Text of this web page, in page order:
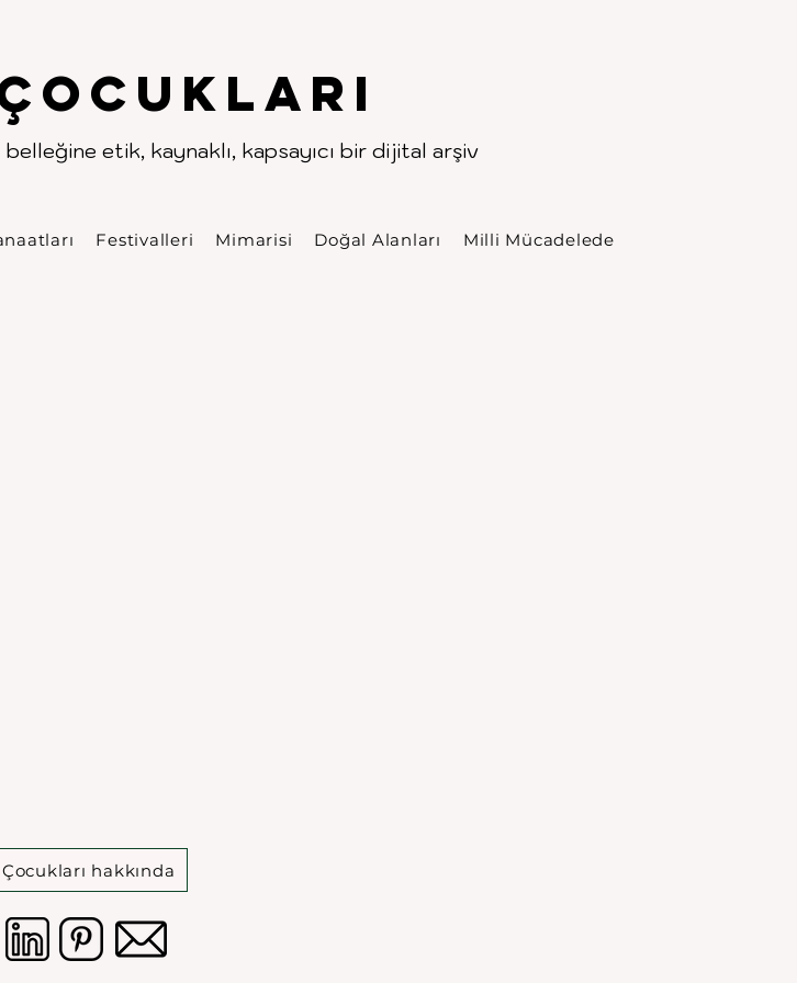
etik, kaynaklı, kapsayıcı bir dijital arşiv
Festivalleri Mimarisi Doğal Alanları Milli Mücadelede
hakkında